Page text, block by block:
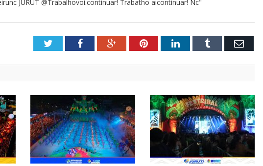
TwitterFacebookGoogle+PinterestLinkedInTumblr Email